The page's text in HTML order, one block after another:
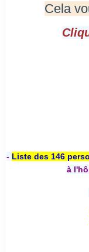
Cela
- Liste des 146
à